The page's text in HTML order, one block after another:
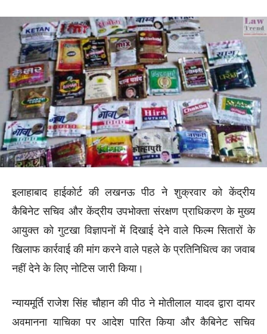
इलाहाबाद हाईकोर्ट की लखनऊ पीठ ने शुक्रवार को केंद्रीय
कैबिनेट सचिव और केंद्रीय उपभोक्ता संरक्षण प्राधिकरण के मुख्य
आयुक्त को गुटखा विज्ञापनों में दिखाई देने वाले फिल्म सितारों के
खिलाफ कार्रवाई की मांग करने वाले पहले के प्रतिनिधित्व का जवाब
नहीं देने के लिए नोटिस जारी किया।
न्यायमूर्ति राजेश सिंह चौहान की पीठ ने मोतीलाल यादव द्वारा दायर
अवमानना याचिका पर आदेश पारित किया और कैबिनेट सचिव